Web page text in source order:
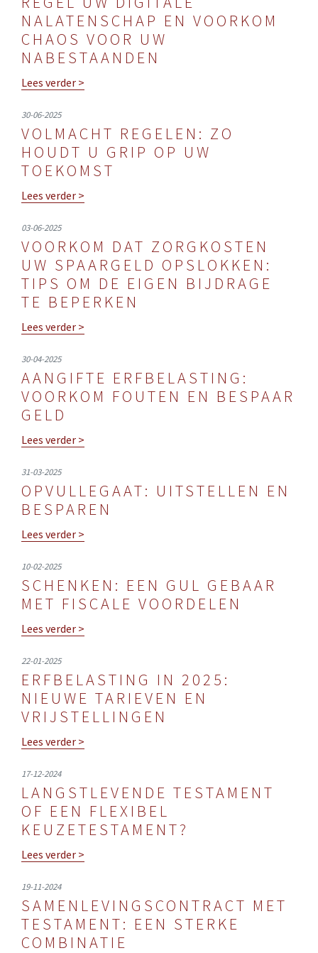
NALATENSCHAP EN VOORKOM
CHAOS VOOR UW
NABESTAANDEN
Lees verder >
30-06-2025
VOLMACHT REGELEN: ZO
HOUDT U GRIP OP UW
TOEKOMST
Lees verder >
03-06-2025
VOORKOM DAT ZORGKOSTEN
UW SPAARGELD OPSLOKKEN:
TIPS OM DE EIGEN BIJDRAGE
TE BEPERKEN
Lees verder >
30-04-2025
AANGIFTE ERFBELASTING:
VOORKOM FOUTEN EN BESPAAR
GELD
Lees verder >
31-03-2025
OPVULLEGAAT: UITSTELLEN EN
BESPAREN
Lees verder >
10-02-2025
SCHENKEN: EEN GUL GEBAAR
MET FISCALE VOORDELEN
Lees verder >
22-01-2025
ERFBELASTING IN 2025:
NIEUWE TARIEVEN EN
VRIJSTELLINGEN
Lees verder >
17-12-2024
LANGSTLEVENDE TESTAMENT
OF EEN FLEXIBEL
KEUZETESTAMENT?
Lees verder >
19-11-2024
SAMENLEVINGSCONTRACT MET
TESTAMENT: EEN STERKE
COMBINATIE